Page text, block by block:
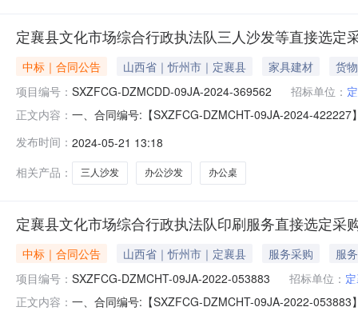
定襄县文化市场综合行政执法队三人沙发等直接选定
中标｜合同公告 山西省｜忻州市｜定襄县 家具建材
货物
项目编号： SXZFCG-DZMCDD-09JA-2024-369562 招标单位：
正文内容： 一、合同编号:【SXZFCG-DZMCHT-09JA-2024-
西省忻州市定襄县县委大院10号楼三楼联系人：张磊供
发布时间： 2024-05-21 13:18
相关产品：
三人沙发 办公沙发 办公桌
定襄县文化市场综合行政执法队印刷服务直接选定采
中标｜合同公告 山西省｜忻州市｜定襄县 服务采购
服务
项目编号： SXZFCG-DZMCHT-09JA-2022-053883 招标单位：
正文内容： 一、合同编号:【SXZFCG-DZMCHT-09JA-2022-